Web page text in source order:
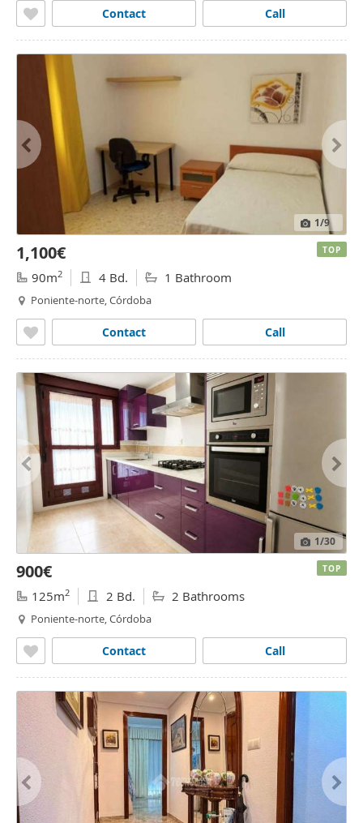
Call
Contact
1/9
1,100€
90m2 4 Bd. 1 Bathroom
Poniente-norte, Córdoba
Call
Contact
TOP
1/30
900€
125m2 2 Bd. 2 Bathrooms
Poniente-norte, Córdoba
Call
Contact
TOP